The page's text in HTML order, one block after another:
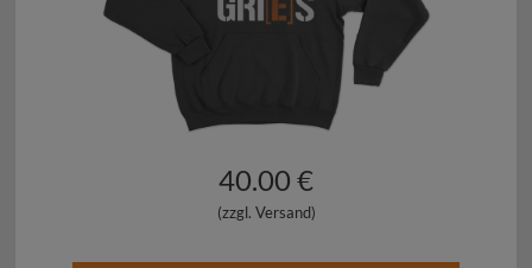
40.00 €
(zzgl. Versand)